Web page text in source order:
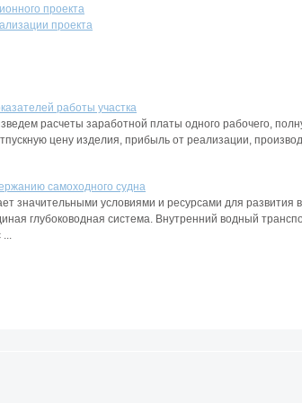
проекта
проекта
работы участка
расчеты заработной платы одного рабочего,
цену изделия, прибыль от реализации,
самоходного судна
значительными условиями и ресурсами для развития
глубоководная система. Внутренний водный
...